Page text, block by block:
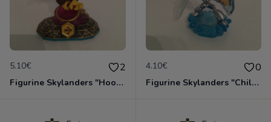
5.10€ 2
Figurine Skylanders "Hoot Loop - Swap Force"
4.10€ 0
Figurine Skylanders "Chill - Blizzard"